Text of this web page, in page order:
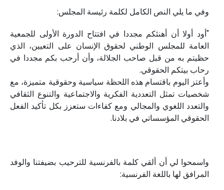
وفي ما يلي النص الكامل لكلمة رئيسة المجلس:
"أود أولا أن أهنئكم مجددا في افتتاح الدورة الأولى للجمعية
العامة للمجلس الوطني لحقوق الإنسان على التعيين، الذي
حظيتم به من قبل صاحب الجلالة، وأن أرحب بكم مجددا في
رحاب بيتكم الحقوقي.
وأعتز اليوم باقتسام هذه اللحظة سياسية وحقوقية متميزة، مع
شخصيات تمثل التعددية الفكرية والاجتماعية والتنوع الثقافي
والتعدد اللغوي والمجالي ومع كفاءات ستعزز بكل تأكيد الفعل
الحقوقي المؤسساتي في بلادنا.
واسمحوا لي أن ألقي كلمة بالفرنسية للترحيب بضيفتنا والوفد
المرافق لها باللغة الفرنسية: